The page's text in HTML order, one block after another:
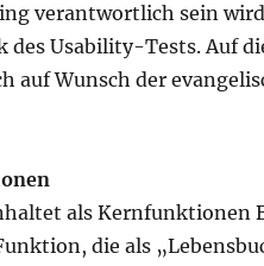
verantwortlich sein
des Usability-Tests. Auf
auf Wunsch der
als Kernfunktionen
die als